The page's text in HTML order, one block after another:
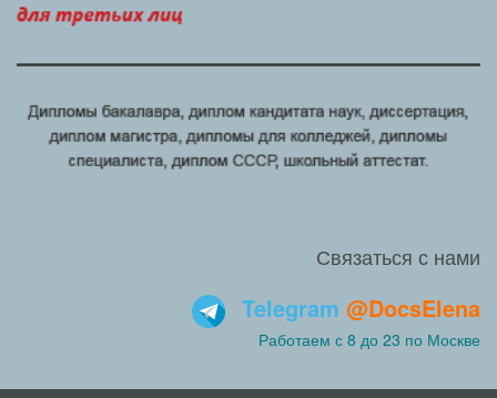
Связаться с нами
Telegram @DocsElena
Работаем с 8 до 23 по Москве